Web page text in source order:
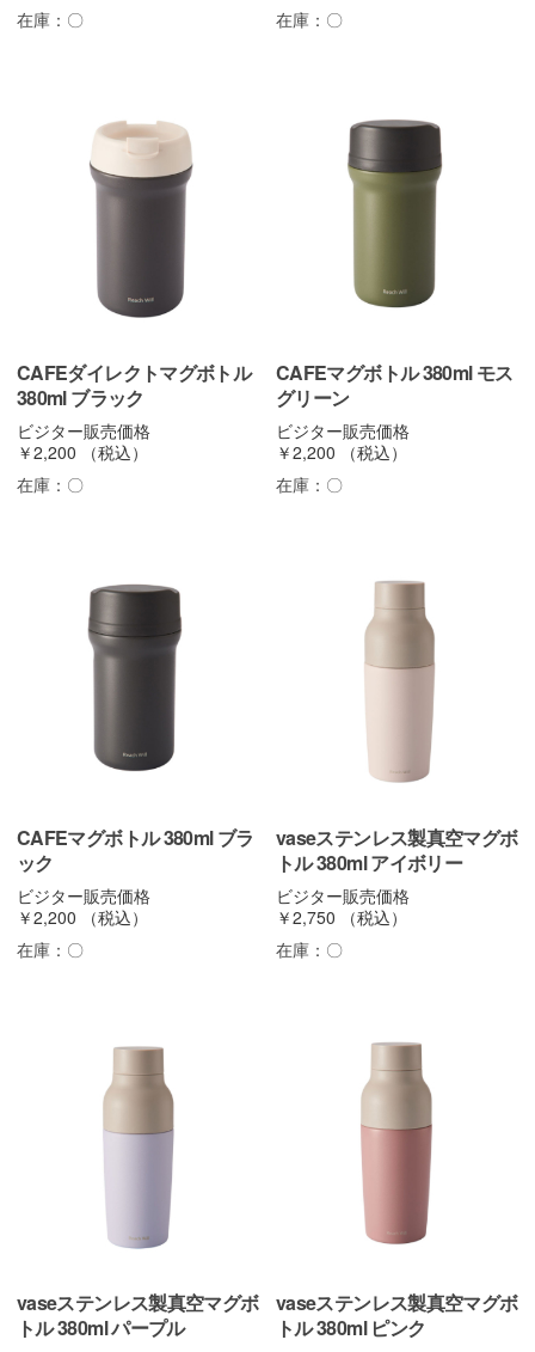
在庫： 〇
在庫： 〇
CAFEダイレクトマグボトル
380ml ブラック
ビジター販売価格
￥2,200
（税込）
在庫： 〇
CAFEマグボトル 380ml モス
グリーン
ビジター販売価格
￥2,200
（税込）
在庫： 〇
CAFEマグボトル 380ml ブラ
ック
ビジター販売価格
￥2,200
（税込）
在庫： 〇
vaseステンレス製真空マグボ
トル 380ml アイボリー
ビジター販売価格
￥2,750
（税込）
在庫： 〇
vaseステンレス製真空マグボ
トル 380ml パープル
vaseステンレス製真空マグボ
トル 380ml ピンク